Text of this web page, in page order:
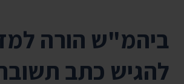
ביהמ"ש הורה
להגיש כתב